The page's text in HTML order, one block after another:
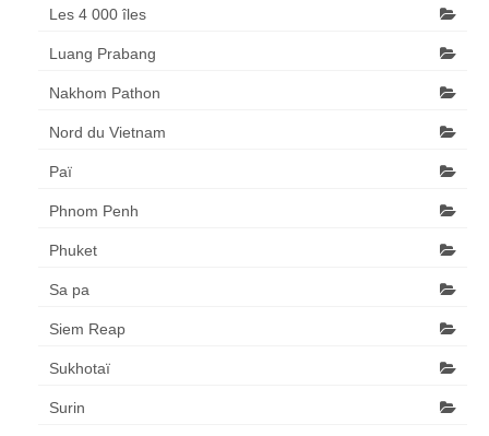
Les 4 000 îles
Luang Prabang
Nakhom Pathon
Nord du Vietnam
Paï
Phnom Penh
Phuket
Sa pa
Siem Reap
Sukhotaï
Surin